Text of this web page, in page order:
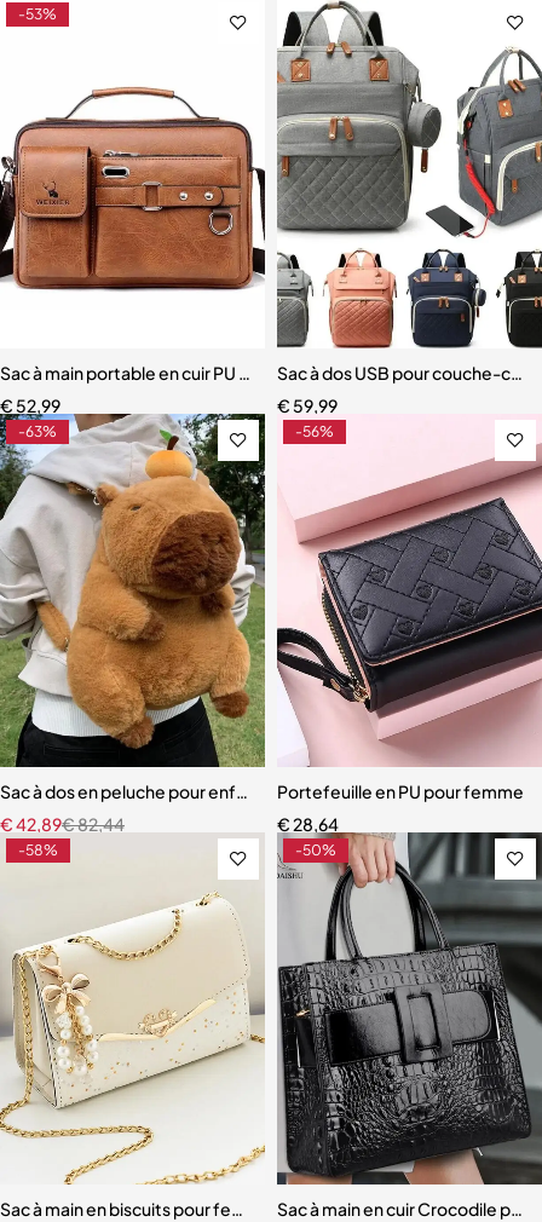
-53%
Sac à main portable en cuir PU pour hommes
€ 52,99
Sac à dos USB pour couche-
€ 59,99
-63%
Sac à dos en peluche pour enfants
€82,44
€42,89
-56%
Portefeuille en PU pour femme
€28,64
-58%
Sac à main en biscuits pour femme, diamants initiés
-50%
Sac à main en cuir Crocodile